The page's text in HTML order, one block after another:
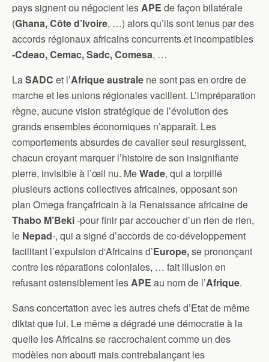
pays signent ou négocient lesAPE de façon bilatérale
(Ghana, Côte d’Ivoire, …) alors qu’ils sont tenus par des
accords régionaux africains concurrents et incompatibles
-Cdeao, Cemac, Sadc, Comesa, …
LaSADC et l’Afriqueaustrale ne sont pas en ordre de
marche et les unions régionales vacillent. L’impréparation
règne, aucune vision stratégique de l’évolution des
grands ensembles économiques n’apparaît. Les
comportements absurdes de cavalier seul resurgissent,
chacun croyant marquer l’histoire de son insignifiante
pierre, invisible à l’œil nu. MeWade, qui a torpillé
plusieurs actions collectives africaines, opposant son
plan Omega françafricain à la Renaissance africaine de
Thabo M’Beki-pour finir par accoucher d’un rien de rien,
le Nepad-, qui a signé d’accords de co-développement
facilitant l’expulsion d‘Africains d’Europe,se prononçant
contre les réparations coloniales, … fait illusion en
refusant ostensiblement lesAPE au nom de l’Afrique.
Sans concertation avec les autres chefs d’Etat de même
diktat que lui. Le même a dégradé une démocratie à la
quelle les Africains se raccrochaient comme un des
modèles non abouti mais contrebalançant les